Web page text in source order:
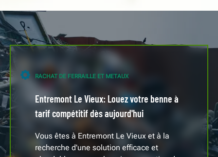
RACHAT DE FERRAILLE ET METAUX
Entremont Le Vieux: Louez votre benne à
tarif compétitif dès aujourd'hui
Vous êtes à Entremont Le Vieux et à la
recherche d'une solution efficace et